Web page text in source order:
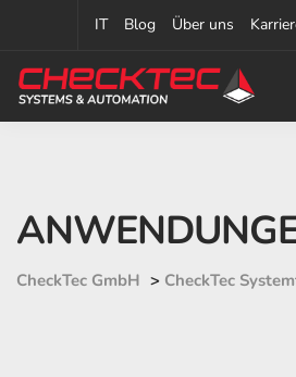
IT Blog Über uns
CheckTec GmbH > CheckTec